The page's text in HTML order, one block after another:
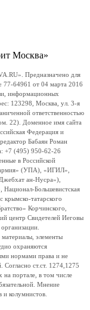
Москва»
Предназначено для
77-64961 от 04 марта 2016
информационных
123298, Москва, ул. 3-я
ответственностью
22). Доменное имя сайта
Федерация и
Бабаян Роман
+7 (495) 950-62-26
в Российской
армия» (УПА), «ИГИЛ»,
ан-Нусра»),
Большевистская
татарского
Корчинского,
центр Свидетелей Иеговы
элементы
охраняются
нормами права и не
Согласно ст.ст. 1274,1275
портале, в том числе
Мнение
колумнистов.